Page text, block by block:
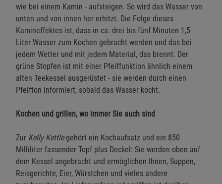
wie bei einem Kamin - aufsteigen. So wird das Wasser von
unten und von innen her erhitzt. Die Folge dieses
Kamineffektes ist, dass in ca. drei bis fünf Minuten 1,5
Liter Wasser zum Kochen gebracht werden und das bei
jedem Wetter und mit jedem Material, das brennt. Der
grüne Stopfen ist mit einer Pfeiffunktion ähnlich einem
alten Teekessel ausgerüstet - sie werden durch einen
Pfeifton informiert, sobald das Wasser kocht.
Kochen und grillen, wo immer Sie auch sind
Zur Kelly Kettlegehört ein Kochaufsatz und ein 850
Milliliter fassender Topf plus Deckel: Sie werden oben auf
dem Kessel angebracht und ermöglichen Ihnen, Suppen,
Reisgerichte, Eier, Würstchen und vieles andere